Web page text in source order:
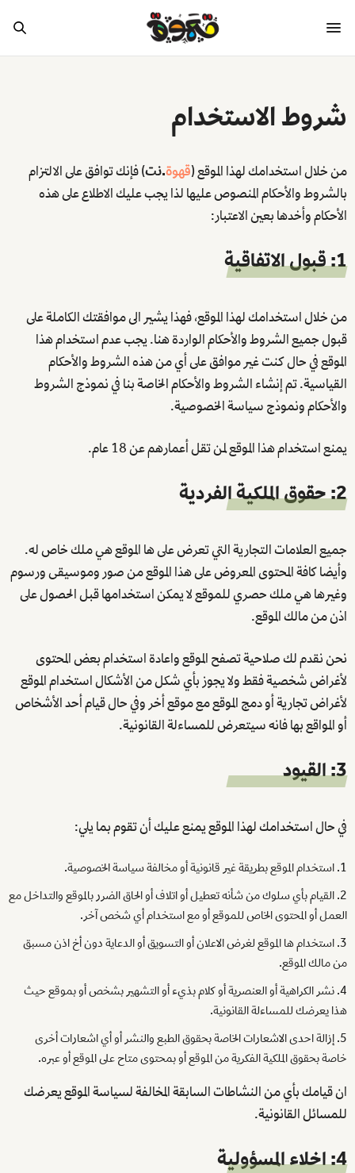
شروط الاستخدام
من خلال استخدامك لهذا الموقع (قهوة.نت) فإنك توافق على الالتزام
بالشروط والأحكام المنصوص عليها لذا يجب عليك الاطلاع على هذه
الأحكام وأخدها بعين الاعتبار:
1: قبول الاتفاقية
من خلال استخدامك لهذا الموقع، فهذا يشير الى موافقتك الكاملة على
قبول جميع الشروط والأحكام الواردة هنا. يجب عدم استخدام هذا
الموقع في حال كنت غير موافق على أي من هذه الشروط والأحكام
القياسية. تم إنشاء الشروط والأحكام الخاصة بنا في نموذج الشروط
والأحكام ونموذج سياسة الخصوصية.
يمنع استخدام هذا الموقع لمن تقل أعمارهم عن 18 عام.
2: حقوق الملكية الفردية
جميع العلامات التجارية التي تعرض على ها الموقع هي ملك خاص له.
وأيضا كافة المحتوى المعروض على هذا الموقع من صور وموسيقى ورسوم
وغيرها هي ملك حصري للموقع لا يمكن استخدامها قبل الحصول على
اذن من مالك الموقع.
نحن نقدم لك صلاحية تصفح الموقع واعادة استخدام بعض المحتوى
لأغراض شخصية فقط ولا يجوز بأي شكل من الأشكال استخدام الموقع
لأغراض تجارية أو دمج الموقع مع موقع أخر وفي حال قيام أحد الأشخاص
أو المواقع بها فانه سيتعرض للمساءلة القانونية.
3: القيود
في حال استخدامك لهذا الموقع يمنع عليك أن تقوم بما يلي:
استخدام الموقع بطريقة غير قانونية أو مخالفة سياسة الخصوصية.
القيام بأي سلوك من شأنه تعطيل أو اتلاف أو الحاق الضرر بالموقع والتداخل مع
العمل أو المحتوى الخاص للموقع أو مع استخدام أي شخص آخر.
استخدام ها الموقع لغرض الاعلان أو التسويق أو الدعاية دون أخ اذن مسبق
من مالك الموقع.
نشر الكراهية أو العنصرية أو كلام بذيء أو التشهير بشخص أو بموقع حيث
هذا يعرضك للمساءلة القانونية.
إزالة احدى الاشعارات الخاصة بحقوق الطبع والنشر أو أي اشعارات أخرى
خاصة بحقوق الملكية الفكرية من الموقع أو بمحتوى متاح على الموقع أو عبره.
ان قيامك بأي من النشاطات السابقة المخالفة لسياسة الموقع يعرضك
للمسائل القانونية.
4: اخلاء المسؤولية